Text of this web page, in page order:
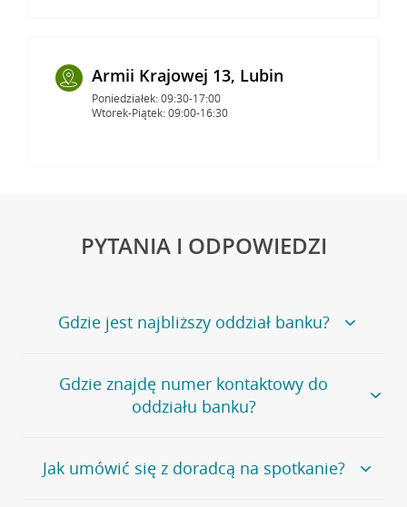
Armii Krajowej 13, Lubin
Poniedziałek: 09:30-17:00
Wtorek-Piątek: 09:00-16:30
PYTANIA I ODPOWIEDZI
Gdzie jest najbliższy oddział banku?
Jeśli szukasz oddziału naszego banku, zapraszamy na
stronęPlacówki i bankomaty, na której znajduje się
wygodna wyszukiwarka.
oddziałów
Gdzie znajdę numer kontaktowy do
oddziału banku?
Bank Credit Agricole nie udostępnia ogólnego numeru
telefonu do placówki bankowej.
Jak umówić się z doradcą na spotkanie?